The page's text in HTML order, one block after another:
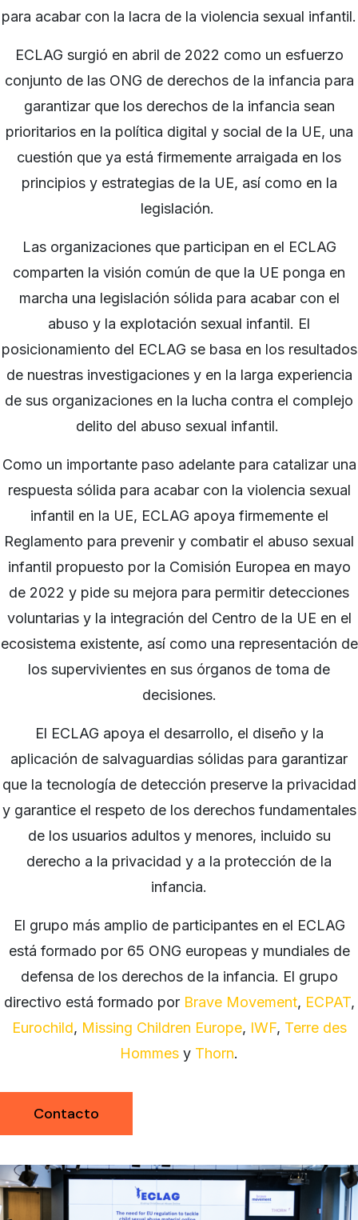
para acabar con la lacra de la violencia sexual infantil.
ECLAG surgió en abril de 2022 como un esfuerzo
conjunto de las ONG de derechos de la infancia para
garantizar que los derechos de la infancia sean
prioritarios en la política digital y social de la UE, una
cuestión que ya está firmemente arraigada en los
principios y estrategias de la UE, así como en la
legislación.
Las organizaciones que participan en el ECLAG
comparten la visión común de que la UE ponga en
marcha una legislación sólida para acabar con el
abuso y la explotación sexual infantil. El
posicionamiento del ECLAG se basa en los resultados
de nuestras investigaciones y en la larga experiencia
de sus organizaciones en la lucha contra el complejo
delito del abuso sexual infantil.
Como un importante paso adelante para catalizar una
respuesta sólida para acabar con la violencia sexual
infantil en la UE, ECLAG apoya firmemente el
Reglamento para prevenir y combatir el abuso sexual
infantil propuesto por la Comisión Europea en mayo
de 2022 y pide su mejora para permitir detecciones
voluntarias y la integración del Centro de la UE en el
ecosistema existente, así como una representación de
los supervivientes en sus órganos de toma de
decisiones.
El ECLAG apoya el desarrollo, el diseño y la
aplicación de salvaguardias sólidas para garantizar
que la tecnología de detección preserve la privacidad
y garantice el respeto de los derechos fundamentales
de los usuarios adultos y menores, incluido su
derecho a la privacidad y a la protección de la
infancia.
El grupo más amplio de participantes en el ECLAG
está formado por 65 ONG europeas y mundiales de
defensa de los derechos de la infancia. El grupo
directivo está formado por Brave Movement, ECPAT,
Eurochild, Missing Children Europe, IWF, Terre des
Hommes y Thorn.
Contacto